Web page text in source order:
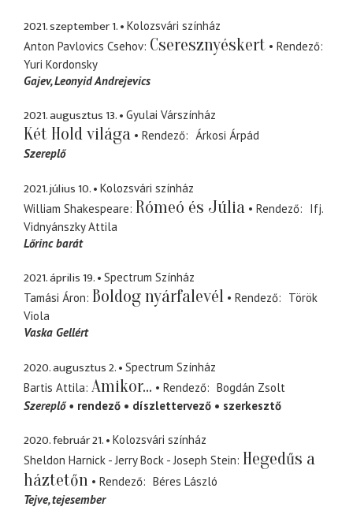
2021. szeptember 1.
Kolozsvári színház
Anton Pavlovics Csehov Cseresznyéskert
Rendező
Yuri Kordonsky
Gajev Leonyid Andrejevics
2021. augusztus 13. Gyulai Várszínház
Két Hold világa Rendező
Árkosi Árpád
Szereplő
2021. július 10.
Kolozsvári színház
William Shakespeare Rómeó és Júlia Rendező
Ifj.
Vidnyánszky Attila
Lőrinc barát
2021. április 19.
Spectrum Színház
Tamási Áron Boldog nyárfalevél Rendező
Török
Viola
Vaska Gellért
2020. augusztus 2.
Spectrum Színház
Bartis Attila Amikor... Rendező
Bogdán Zsolt
Szereplő
rendező díszlettervező szerkesztő
2020. február 21.
Kolozsvári színház
Sheldon Harnick - Jerry Bock - Joseph Stein Hegedűs a
háztetőn
Rendező
Béres László
Tejve tejesember